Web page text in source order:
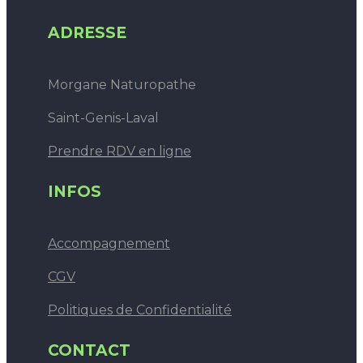
ADRESSE
Morgane Naturopathe
Saint-Genis-Laval
Prendre RDV en ligne
INFOS
Accompagnement
CGV
Politiques de Confidentialité
CONTACT